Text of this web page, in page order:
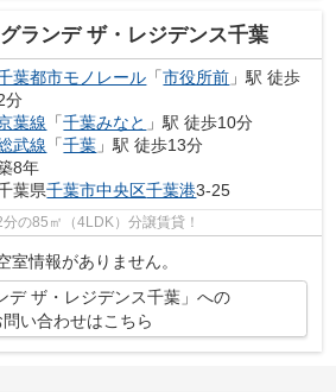
ランデ ザ・レジデンス千葉
葉都市モノレール 「市役所前 」駅 徒歩
分
葉線 「千葉みなと 」駅 徒歩10分
武線 「千葉 」駅 徒歩13分
8年
葉県千葉市中央区千葉港3-25
の85㎡（4LDK）分譲賃貸！
室情報がありません。
デ ザ・レジデンス千葉」への
問い合わせはこちら